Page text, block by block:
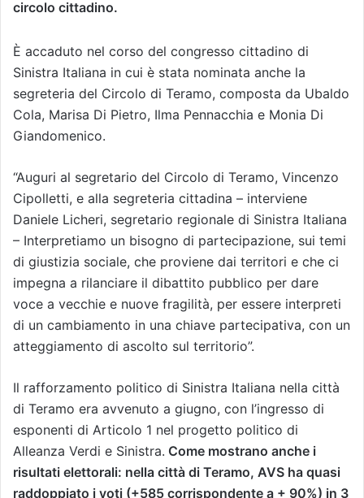
circolo cittadino.
È accaduto nel corso del congresso cittadino di
Sinistra Italiana in cui è stata nominata anche la
segreteria del Circolo di Teramo, composta da Ubaldo
Cola, Marisa Di Pietro, Ilma Pennacchia e Monia Di
Giandomenico.
“Auguri al segretario del Circolo di Teramo, Vincenzo
Cipolletti, e alla segreteria cittadina – interviene
Daniele Licheri, segretario regionale di Sinistra Italiana
– Interpretiamo un bisogno di partecipazione, sui temi
di giustizia sociale, che proviene dai territori e che ci
impegna a rilanciare il dibattito pubblico per dare
voce a vecchie e nuove fragilità, per essere interpreti
di un cambiamento in una chiave partecipativa, con un
atteggiamento di ascolto sul territorio”.
Il rafforzamento politico di Sinistra Italiana nella città
di Teramo era avvenuto a giugno, con l’ingresso di
esponenti di Articolo 1 nel progetto politico di
Alleanza Verdi e Sinistra. Come mostrano anche i
risultati elettorali: nella città di Teramo, AVS ha quasi
raddoppiato i voti (+585 corrispondente a + 90%) in 3